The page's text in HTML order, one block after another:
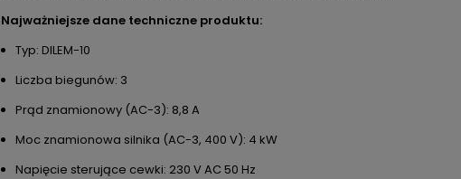
Najważniejsze dane techniczne produktu:
Typ: DILEM-10
Liczba biegunów: 3
Prąd znamionowy (AC-3): 8,8 A
Moc znamionowa silnika (AC-3, 400 V): 4 kW
Napięcie sterujące cewki: 230 V AC 50 Hz